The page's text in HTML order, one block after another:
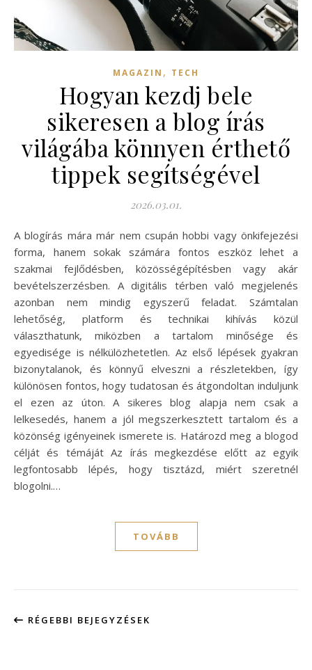
MAGAZIN , TECH
Hogyan kezdj bele
sikeresen a blog írás
világába könnyen érthető
tippek segítségével
2026.03.01.
A blogírás mára már nem csupán hobbi vagy önkifejezési
forma, hanem sokak számára fontos eszköz lehet a
szakmai fejlődésben, közösségépítésben vagy akár
bevételszerzésben. A digitális térben való megjelenés
azonban nem mindig egyszerű feladat. Számtalan
lehetőség, platform és technikai kihívás közül
választhatunk, miközben a tartalom minősége és
egyedisége is nélkülözhetetlen. Az első lépések gyakran
bizonytalanok, és könnyű elveszni a részletekben, így
különösen fontos, hogy tudatosan és átgondoltan induljunk
el ezen az úton. A sikeres blog alapja nem csak a
lelkesedés, hanem a jól megszerkesztett tartalom és a
közönség igényeinek ismerete is. Határozd meg a blogod
célját és témáját Az írás megkezdése előtt az egyik
legfontosabb lépés, hogy tisztázd, miért szeretnél
blogolni.…
TOVÁBB
RÉGEBBI BEJEGYZÉSEK